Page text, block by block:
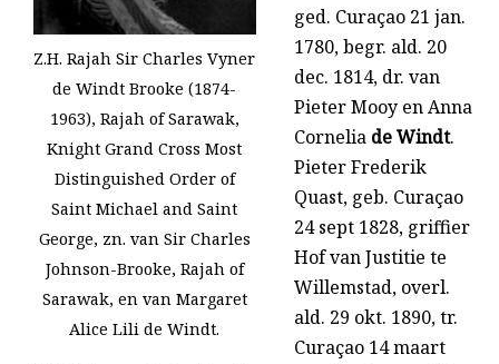
Z.H. Rajah Sir Charles Vyner
de Windt Brooke (1874-
1963), Rajah of Sarawak,
Knight Grand Cross Most
Distinguished Order of
Saint Michael and Saint
George, zn. van Sir Charles
Johnson-Brooke, Rajah of
Sarawak, en van Margaret
Alice Lili de Windt.
ged. Curaçao 21 jan.
1780, begr. ald. 20
dec. 1814, dr. van
Pieter Mooy en Anna
Cornelia de Windt.
Pieter Frederik
Quast, geb. Curaçao
24 sept 1828, griffier
Hof van Justitie te
Willemstad, overl.
ald. 29 okt. 1890, tr.
Curaçao 14 maart